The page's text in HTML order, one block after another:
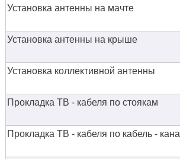
Установка антенны на мачте
Установка антенны на крыше
Установка коллективной антенны
Прокладка ТВ - кабеля по стоякам
Прокладка ТВ - кабеля по кабель -